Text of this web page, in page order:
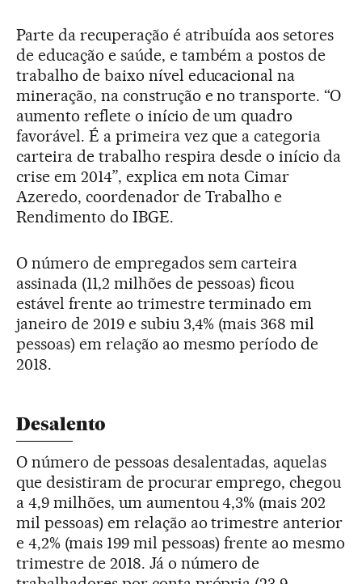
Parte da recuperação é atribuída aos setores
de educação e saúde, e também a postos de
trabalho de baixo nível educacional na
mineração, na construção e no transporte. “O
aumento reflete o início de um quadro
favorável. É a primeira vez que a categoria
carteira de trabalho respira desde o início da
crise em 2014”, explica em nota Cimar
Azeredo, coordenador de Trabalho e
Rendimento do IBGE.
O número de empregados sem carteira
assinada (11,2 milhões de pessoas) ficou
estável frente ao trimestre terminado em
janeiro de 2019 e subiu 3,4% (mais 368 mil
pessoas) em relação ao mesmo período de
2018.
Desalento
O número de pessoas desalentadas, aquelas
que desistiram de procurar emprego, chegou
a 4,9 milhões, um aumentou 4,3% (mais 202
mil pessoas) em relação ao trimestre anterior
e 4,2% (mais 199 mil pessoas) frente ao mesmo
trimestre de 2018. Já o número de